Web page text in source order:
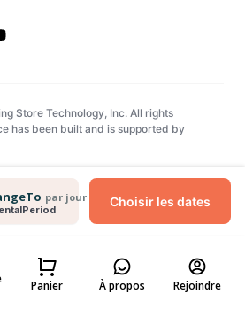
par jour Choisir les dates
Panier À propos Rejoindre
Store Technology, Inc. All rights
has been built and is supported by